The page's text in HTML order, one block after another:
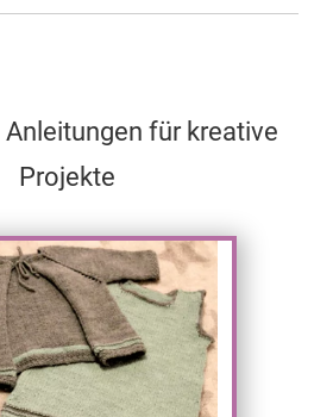
für kreative
Projekte